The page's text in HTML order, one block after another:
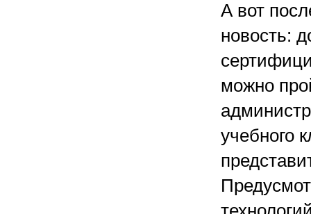
А вот
новость:
можно
учебного